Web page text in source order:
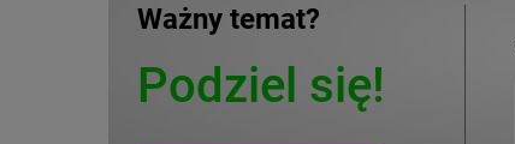
Ważny temat?
Podziel się!